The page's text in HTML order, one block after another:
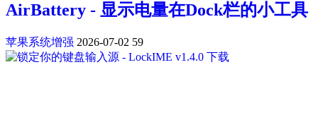
AirBattery - 显示电量在Dock栏的小工具
苹果系统增强 2026-07-02 59